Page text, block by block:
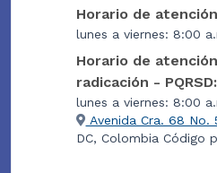
Horario de
lunes a viernes: 8:00
Horario de
radicación - PQRSD:
lunes a viernes: 8:00
Avenida Cra. 68 No.
DC, Colombia Código